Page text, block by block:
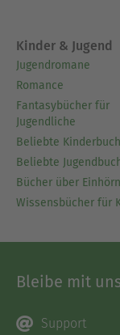
Kinder & Jugend
Jugendromane
Romance
Fantasybücher für
Jugendliche
Beliebte
Beliebte
Bücher über
Wissensbücher für
Bleibe mit
Support